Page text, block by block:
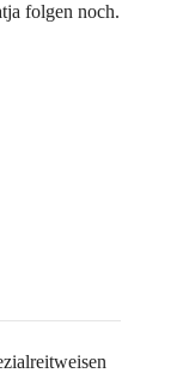
folgen noch.